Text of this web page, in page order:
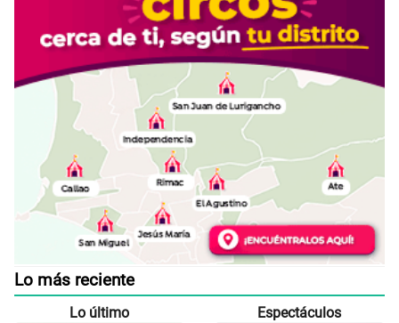
Lo más reciente
Lo último Espectáculos